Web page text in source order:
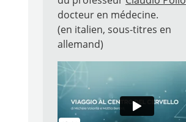
docteur en médecine.
(en italien, sous-titres en
allemand)